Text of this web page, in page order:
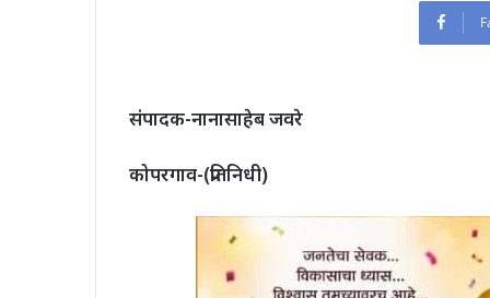
संपादक-नानासाहेब जवरे
कोपरगाव-(प्रतिनिधी)